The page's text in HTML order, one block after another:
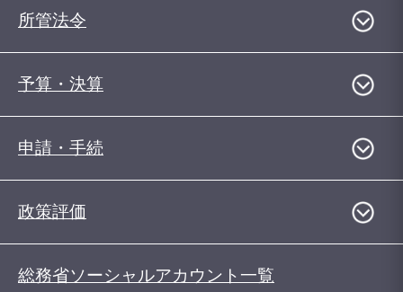
所管法令
予算・決算
申請・手続
政策評価
総務省ソーシャルアカウント一覧